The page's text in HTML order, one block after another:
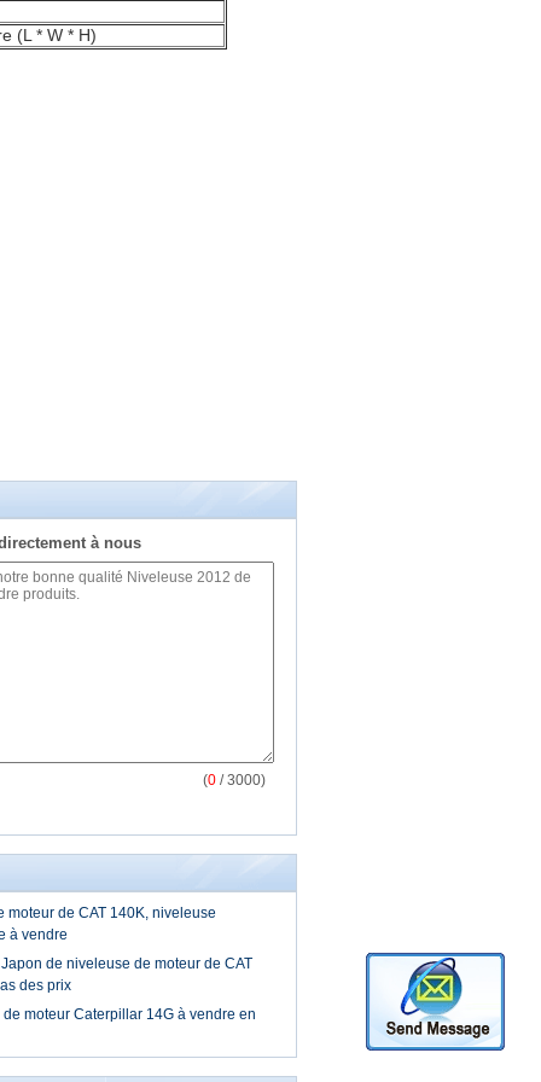
(L * W * H)
à nous
(0 / 3000)
moteur de CAT 140K, niveleuse
à vendre
de niveleuse de moteur de CAT
des prix
moteur Caterpillar 14G à vendre en